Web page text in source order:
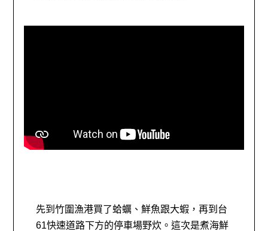
先到竹圍漁港買了蛤蠣、鮮魚跟大蝦，再到台
61快速道路下方的停車場野炊。這次是煮海鮮